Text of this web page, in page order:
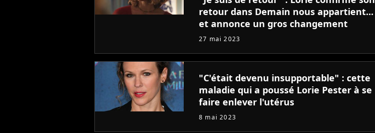
retour dans Demain nous appartient...
et annonce un gros changement
27 mai 2023
"C'était devenu insupportable" : cette
maladie qui a poussé Lorie Pester à se
faire enlever l'utérus
8 mai 2023